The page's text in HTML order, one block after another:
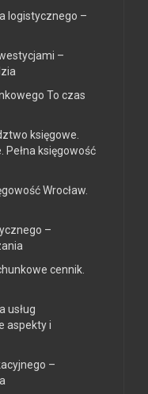
logistycznego –
–
To czas
księgowe.
Pełna księgowość
Wrocław.
–
cennik.
usług
aspekty i
–